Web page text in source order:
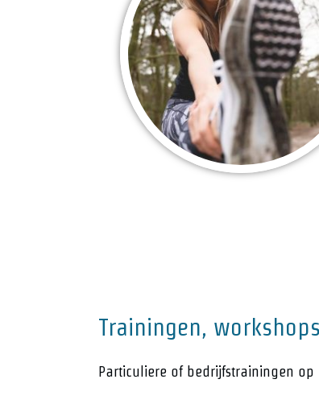
Trainingen,
Particuliere of bedrijfstrainingen op